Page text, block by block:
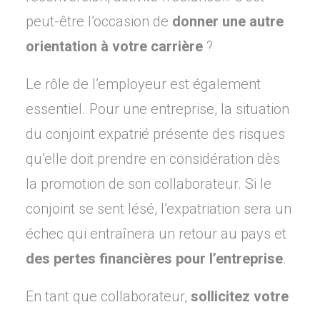
peut-être l’occasion de donner une autre
orientation à votre carrière ?
Le rôle de l’employeur est également
essentiel. Pour une entreprise, la situation
du conjoint expatrié présente des risques
qu’elle doit prendre en considération dès
la promotion de son collaborateur. Si le
conjoint se sent lésé, l’expatriation sera un
échec qui entraînera un retour au pays et
des pertes financières pour l’entreprise.
En tant que collaborateur, sollicitez votre